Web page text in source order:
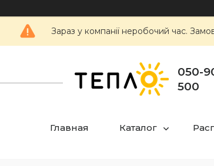
Зараз у компанії неробочий час.
050-
500
Главная Каталог